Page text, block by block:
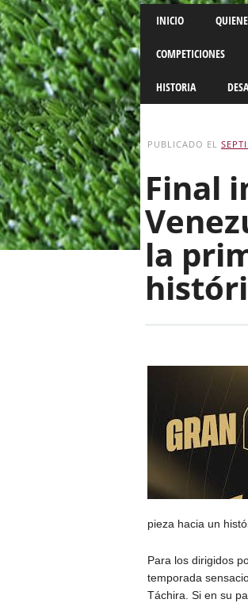
Main
Skip
to
content
INICIO
COMPETICIONES
HISTORIA
PUBLICADO EL
Final
la
pieza hacia un
Para los dirigidos
temporada
Táchira. Si en su